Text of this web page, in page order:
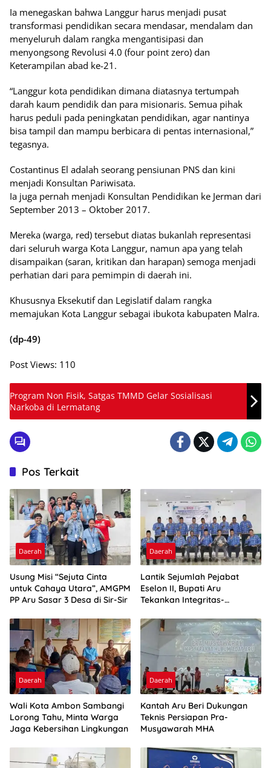
Ia menegaskan bahwa Langgur harus menjadi pusat
transformasi pendidikan secara mendasar, mendalam dan
menyeluruh dalam rangka mengantisipasi dan
menyongsong Revolusi 4.0 (four point zero) dan
Keterampilan abad ke-21.
“Langgur kota pendidikan dimana diatasnya tertumpah
darah kaum pendidik dan para misionaris. Semua pihak
harus peduli pada peningkatan pendidikan, agar nantinya
bisa tampil dan mampu berbicara di pentas internasional,”
tegasnya.
Costantinus El adalah seorang pensiunan PNS dan kini
menjadi Konsultan Pariwisata.
Ia juga pernah menjadi Konsultan Pendidikan ke Jerman dari
September 2013 – Oktober 2017.
Mereka (warga, red) tersebut diatas bukanlah representasi
dari seluruh warga Kota Langgur, namun apa yang telah
disampaikan (saran, kritikan dan harapan) semoga menjadi
perhatian dari para pemimpin di daerah ini.
Khususnya Eksekutif dan Legislatif dalam rangka
memajukan Kota Langgur sebagai ibukota kabupaten Malra.
(dp-49)
Post Views: 110
Program Non Fisik, Satgas TMMD Gelar Sosialisasi
Narkoba di Lermatang
Pos Terkait
Daerah
Usung Misi “Sejuta Cinta
untuk Cahaya Utara”, AMGPM
PP Aru Sasar 3 Desa di Sir-Sir
Daerah
Lantik Sejumlah Pejabat
Eselon II, Bupati Aru
Tekankan Integritas-
Daerah
Wali Kota Ambon Sambangi
Lorong Tahu, Minta Warga
Jaga Kebersihan Lingkungan
Daerah
Kantah Aru Beri Dukungan
Teknis Persiapan Pra-
Musyawarah MHA